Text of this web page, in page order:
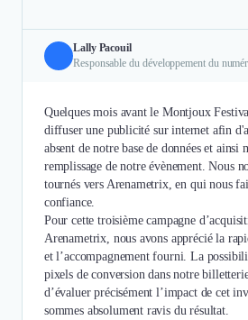
Lally Pacouil
Responsable du développement du
Quelques mois avant le Montjoux
diffuser une publicité sur internet afin
absent de notre base de données et ainsi
remplissage de notre évènement. Nous
tournés vers Arenametrix, en qui nous
confiance.
Pour cette troisième campagne
Arenametrix, nous avons apprécié la
et l’accompagnement fourni. La
pixels de conversion dans notre
d’évaluer précisément l’impact de cet
sommes absolument ravis du résultat.